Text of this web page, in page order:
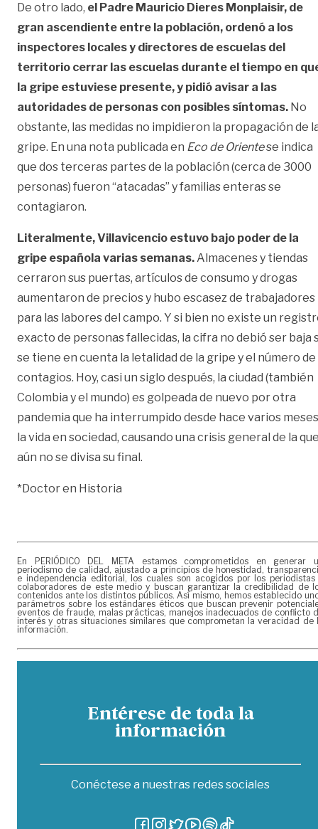
De otro lado, el Padre Mauricio Dieres Monplaisir, de
gran ascendiente entre la población, ordenó a los
inspectores locales y directores de escuelas del
territorio cerrar las escuelas durante el tiempo en
la gripe estuviese presente, y pidió avisar a las
autoridades de personas con posibles síntomas. No
obstante, las medidas no impidieron la propagación de
gripe. En una nota publicada en Eco de Orientese indica
que dos terceras partes de la población (cerca de 3000
personas) fueron “atacadas” y familias enteras se
contagiaron.
Literalmente, Villavicencio estuvo bajo poder de la
gripe española varias semanas.Almacenes y tiendas
cerraron sus puertas, artículos de consumo y drogas
aumentaron de precios y hubo escasez de trabajadores
para las labores del campo. Y si bien no existe un
exacto de personas fallecidas, la cifra no debió ser baja
se tiene en cuenta la letalidad de la gripe y el número de
contagios. Hoy, casi un siglo después, la ciudad (también
Colombia y el mundo) es golpeada de nuevo por otra
pandemia que ha interrumpido desde hace varios meses
la vida en sociedad, causando una crisis general de la
aún no se divisa su final.
*Doctor en Historia
En PERIÓDICO DEL META estamos comprometidos en generar
periodismo de calidad, ajustado a principios de honestidad,
e independencia editorial, los cuales son acogidos por los periodistas
colaboradores de este medio y buscan garantizar la credibilidad de
contenidos ante los distintos públicos. Así mismo, hemos establecido
parámetros sobre los estándares éticos que buscan prevenir
eventos de fraude, malas prácticas, manejos inadecuados de conflicto
interés y otras situaciones similares que comprometan la veracidad de
información.
Entérese de toda la
información
Conéctese a nuestras redes sociales